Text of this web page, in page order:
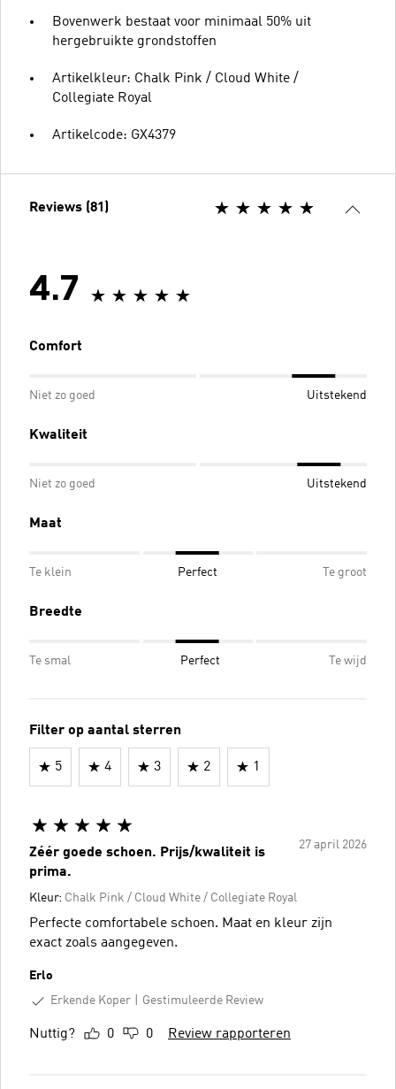
Bovenwerk bestaat voor minimaal 50% uit
hergebruikte grondstoffen
Artikelkleur: Chalk Pink / Cloud White /
Collegiate Royal
Artikelcode: GX4379
Reviews (81)
4.7
Comfort
Niet zo goed Uitstekend
Kwaliteit
Niet zo goed Uitstekend
Maat
Te klein Perfect Te groot
Breedte
Te smal Perfect Te wijd
Filter op aantal sterren
5 4 3 2 1
27 april 2026
Zéér goede schoen. Prijs/kwaliteit is
prima.
Kleur: Chalk Pink / Cloud White / Collegiate Royal
Perfecte comfortabele schoen. Maat en kleur zijn
exact zoals aangegeven.
Erlo
Erkende Koper
Gestimuleerde Review
Nuttig? 0 0 Review rapporteren